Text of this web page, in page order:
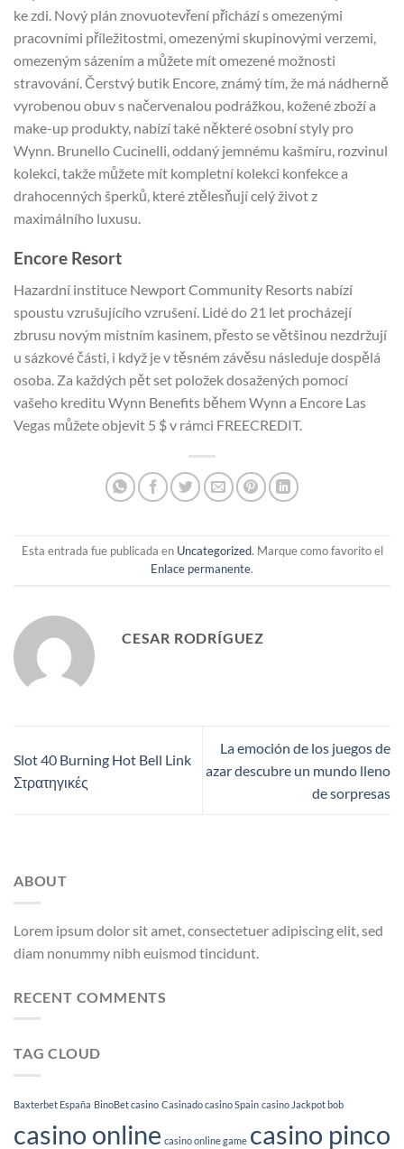
ke zdi. Nový plán znovuotevření přichází s omezenými
pracovními příležitostmi, omezenými skupinovými verzemi,
omezeným sázením a můžete mít omezené možnosti
stravování. Čerstvý butik Encore, známý tím, že má nádherně
vyrobenou obuv s načervenalou podrážkou, kožené zboží a
make-up produkty, nabízí také některé osobní styly pro
Wynn. Brunello Cucinelli, oddaný jemnému kašmíru, rozvinul
kolekci, takže můžete mít kompletní kolekci konfekce a
drahocenných šperků, které ztělesňují celý život z
maximálního luxusu.
Encore Resort
Hazardní instituce Newport Community Resorts nabízí
spoustu vzrušujícího vzrušení. Lidé do 21 let procházejí
zbrusu novým místním kasinem, přesto se většinou nezdržují
u sázkové části, i když je v těsném závěsu následuje dospělá
osoba. Za každých pět set položek dosažených pomocí
vašeho kreditu Wynn Benefits během Wynn a Encore Las
Vegas můžete objevit 5 $ v rámci FREECREDIT.
Esta entrada fue publicada en Uncategorized. Marque como favorito el
Enlace permanente.
CESAR RODRÍGUEZ
Slot 40 Burning Hot Bell Link
Στρατηγικές
La emoción de los juegos de
azar descubre un mundo lleno
de sorpresas
ABOUT
Lorem ipsum dolor sit amet, consectetuer adipiscing elit, sed
diam nonummy nibh euismod tincidunt.
RECENT COMMENTS
TAG CLOUD
Baxterbet España BinoBet casino Casinado casino Spain casino Jackpot bob
casino online casino online game casino pinco